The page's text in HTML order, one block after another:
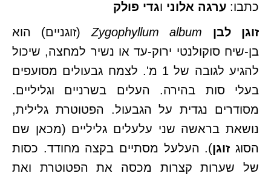
כתבו: ערגה אלוני וגדי פולק
זוגן לבן Zygophyllum album
(זוגניים) הוא
בן-שיח סוקולנטי ירוק-עד או נשיר למחצה, שיכול
להגיע לגובה של 1 מ'. לצמח גבעולים מסועפים
בעלי סות בהירה. העלים בשרניים וגליליים.
מסודרים נגדית על הגבעול. הפטוטרת גלילית,
נושאת בראשה שני עלעלים גליליים (מכאן שם
הסוג זוגן). העלעל מסתיים בקצה מחודד. כסות
של שערות קצרות מכסה את הפטוטרת ואת